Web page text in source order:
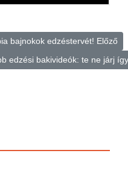
bajnokok edzéstervét! Előző
edzési bakivideók: te ne járj